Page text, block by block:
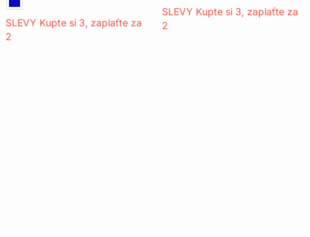
SLEVY Kupte si 3, zaplaťte za
2
SLEVY Kupte si 3, zaplaťte za
2